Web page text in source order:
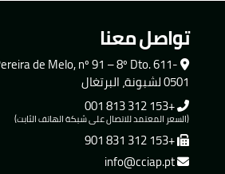
تواصل معنا
de Melo, nº 91 – 8º Dto. 611-
0501 لشبونة، البرتغال
+153 312 813 001
(السعر المعتمد للاتصال على شبكة الهاتف الثابت)
+153 312 831 901
info@cciap.pt